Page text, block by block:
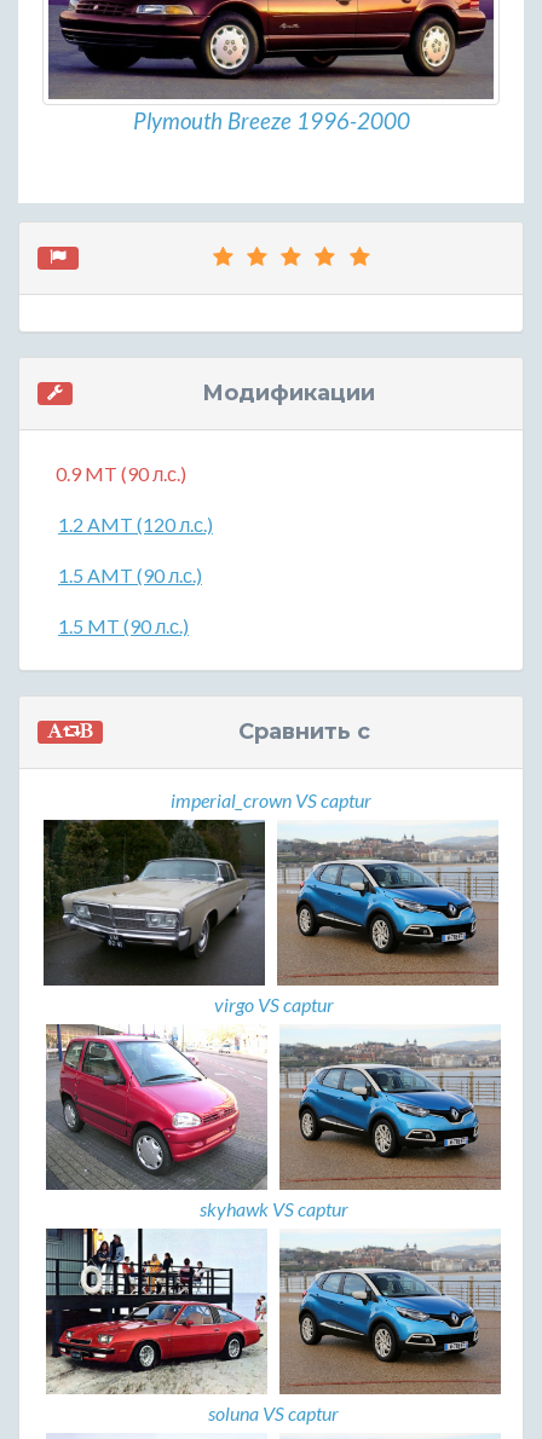
Plymouth Breeze 1996-2000
Модификации
0.9 MT (90 л.с.)
1.2 AMT (120 л.с.)
1.5 AMT (90 л.с.)
1.5 MT (90 л.с.)
Сравнить с
imperial_crown VS captur
virgo VS captur
skyhawk VS captur
soluna VS captur